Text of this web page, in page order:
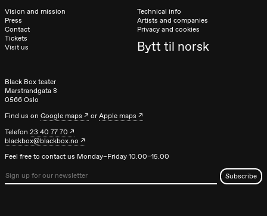
Vision and mission
Press
Contact
Tickets
Visit us
Technical info
Artists and companies
Privacy and cookies
Bytt til norsk
Black Box teater
Marstrandgata 8
0566 Oslo
Find us onGoogle maps orApple maps
Telefon23 40 77 70
blackbox@blackbox.no
Feel free to contact us Monday–Friday 10.00–15.00